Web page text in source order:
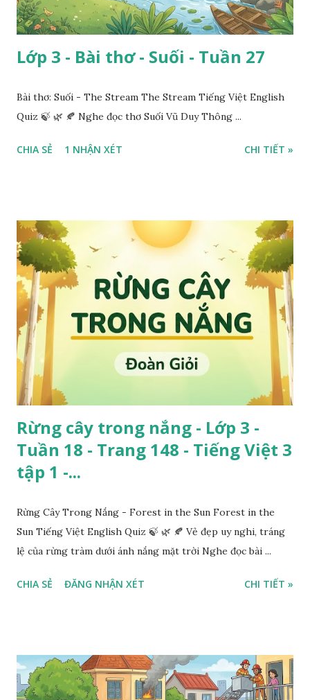
Lớp 3 - Bài thơ - Suối - Tuần 27
Bài thơ: Suối - The Stream The Stream Tiếng Việt English
Quiz 🍃 🌿 🍂 Nghe đọc thơ Suối Vũ Duy Thông ...
CHIA SẺ 1 NHẬN XÉT CHI TIẾT »
Rừng cây trong nắng - Lớp 3 -
Tuần 18 - Trang 148 - Tiếng Việt 3
tập 1 -...
Rừng Cây Trong Nắng - Forest in the Sun Forest in the
Sun Tiếng Việt English Quiz 🍃 🌿 🍂 Vẻ đẹp uy nghi, tráng
lệ của rừng tràm dưới ánh nắng mặt trời Nghe đọc bài ...
CHIA SẺ ĐĂNG NHẬN XÉT CHI TIẾT »